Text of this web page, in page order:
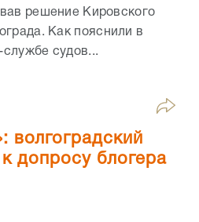
решение Кировского
Как пояснили в
судов...
волгоградский
допросу блогера